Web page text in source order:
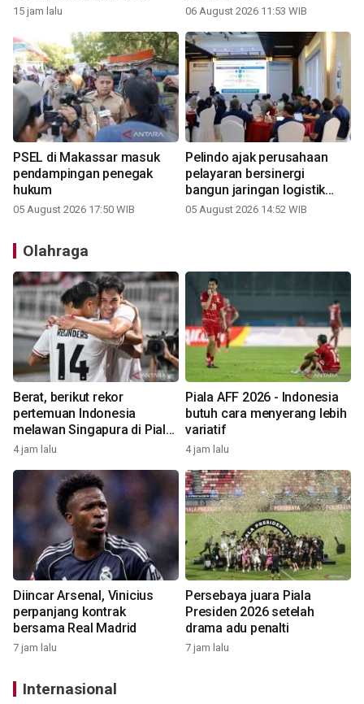
15 jam lalu 06 August 2026 11:53 WIB
PSEL di Makassar masuk
pendampingan penegak
hukum
05 August 2026 17:50 WIB
Pelindo ajak perusahaan
pelayaran bersinergi
bangun jaringan logistik
terpadu
05 August 2026 14:52 WIB
Olahraga
Berat, berikut rekor
pertemuan Indonesia
melawan Singapura di Piala
AFF
4 jam lalu
Piala AFF 2026 - Indonesia
butuh cara menyerang lebih
variatif
4 jam lalu
Diincar Arsenal, Vinicius
perpanjang kontrak
bersama Real Madrid
7 jam lalu
Persebaya juara Piala
Presiden 2026 setelah
drama adu penalti
7 jam lalu
Internasional